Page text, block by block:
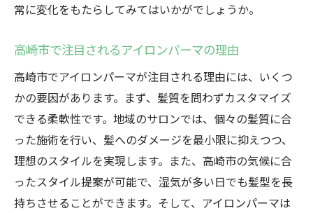
常に変化をもたらしてみてはいかがでしょうか。
高崎市で注目されるアイロンパーマの理由
高崎市でアイロンパーマが注目される理由には、いくつ
かの要因があります。まず、髪質を問わずカスタマイズ
できる柔軟性です。地域のサロンでは、個々の髪質に合
った施術を行い、髪へのダメージを最小限に抑えつつ、
理想のスタイルを実現します。また、高崎市の気候に合
ったスタイル提案が可能で、湿気が多い日でも髪型を長
持ちさせることができます。そして、アイロンパーマは